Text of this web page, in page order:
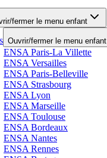
fermer le menu enfant
Ouvrir/fermer le menu enfant
ENSA Paris-La Villette
ENSA Versailles
ENSA Paris-Belleville
ENSA Strasbourg
ENSA Lyon
ENSA Marseille
ENSA Toulouse
ENSA Bordeaux
ENSA Nantes
ENSA Rennes